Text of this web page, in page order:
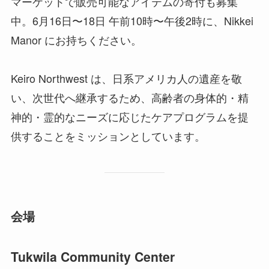
中。6月16日〜18日 午前10時〜午後2時に、Nikkei
Manor にお持ちください。
Keiro Northwest は、日系アメリカ人の遺産を敬
い、次世代へ継承するため、高齢者の身体的・精
神的・霊的なニーズに応じたケアプログラムを提
供することをミッションとしています。
会場
Tukwila Community Center